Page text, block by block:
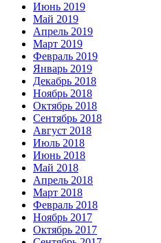
Июнь 2019
Май 2019
Апрель 2019
Март 2019
Февраль 2019
Январь 2019
Декабрь 2018
Ноябрь 2018
Октябрь 2018
Сентябрь 2018
Август 2018
Июль 2018
Июнь 2018
Май 2018
Апрель 2018
Март 2018
Февраль 2018
Ноябрь 2017
Октябрь 2017